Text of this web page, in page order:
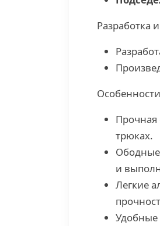
Разработка
Прочная
трюках.
Ободные
и
Легкие
Удобные